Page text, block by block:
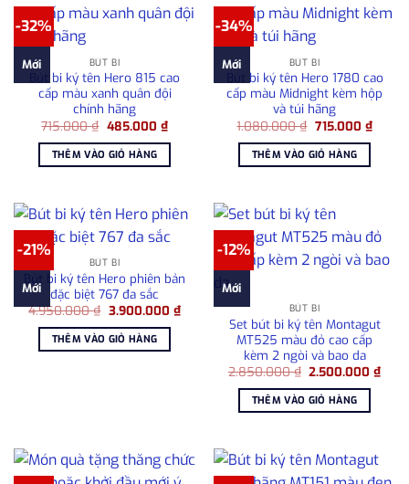
-32%
Mới BÚT BI
Bút bi ký tên Hero 815 cao
cấp màu xanh quân đội
chính hãng
715.000₫ Giá
là:
715.000 ₫.
485.000 ₫Giá
hiện
tại
485.000 ₫.
THÊM VÀO GIỎ HÀNG
-34%
Mới BÚT BI
Bút bi ký tên Hero 1780 cao
cấp màu Midnight kèm hộp
và túi hãng
1.080.000₫ Giá
là:
1.080.000 ₫.
715.000 ₫Giá
hiện
THÊM VÀO GIỎ HÀNG
-21%
Mới
BÚT BI
Bút bi ký tên Hero phiên bản
đặc biệt 767 đa sắc
4.950.000₫ Giá
là:
4.950.000 ₫.
3.900.000 ₫Giá
hiện
3.900.000 ₫.
THÊM VÀO GIỎ HÀNG
-12%
Mới
BÚT BI
Set bút bi ký tên Montagut
MT525 màu đỏ cao cấp
kèm 2 ngòi và bao da
2.850.000₫ Giá
là:
2.850.000 ₫.
2.500.000₫Giá
hiện
THÊM VÀO GIỎ HÀNG